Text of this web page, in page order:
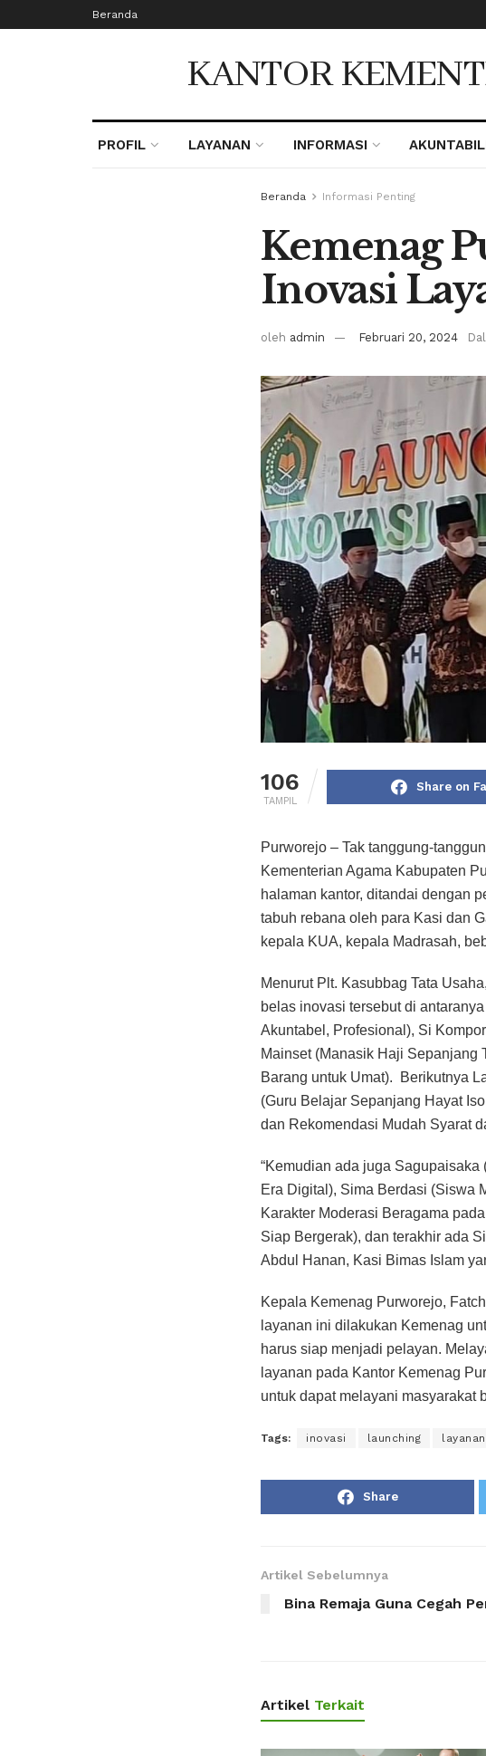
Beranda
KANTOR
PROFIL LAYANAN INFORMASI
Beranda Informasi Penting
Kemenag
Inovasi
oleh admin Februari 20, 2024
106
TAMPIL
Share on
Purworejo – Tak tanggung-
Kementerian Agama Kabupaten
halaman kantor, ditandai dengan
tabuh rebana oleh para Kasi dan
kepala KUA, kepala Madrasah,
Menurut Plt. Kasubbag Tata
belas inovasi tersebut di
Akuntabel, Profesional), Si
Mainset (Manasik Haji Sepanjang
Barang untuk Umat). Berikutnya
(Guru Belajar Sepanjang Hayat
dan Rekomendasi Mudah Syarat
“Kemudian ada juga Sagupaisaka
Era Digital), Sima Berdasi (Siswa
Karakter Moderasi Beragama
Siap Bergerak), dan terakhir ada
Abdul Hanan, Kasi Bimas Islam
Kepala Kemenag Purworejo,
layanan ini dilakukan Kemenag
harus siap menjadi pelayan.
layanan pada Kantor Kemenag
untuk dapat melayani masyarakat
Tags: inovasi launching layanan
Share
Artikel Sebelumnya
Bina Remaja Guna Cegah
Artikel Terkait